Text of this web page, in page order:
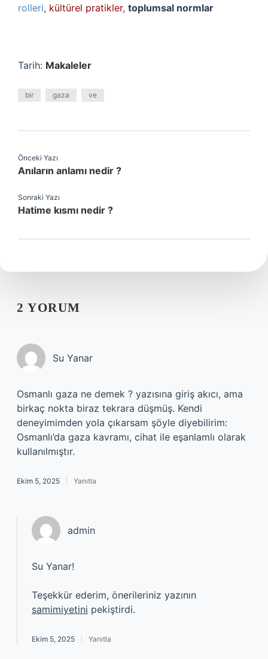
rolleri, kültürel pratikler, toplumsal normlar
Tarih: Makaleler
bir gaza ve
Önceki Yazı
Anıların anlamı nedir ?
Sonraki Yazı
Hatime kısmı nedir ?
2 YORUM
Su Yanar
Osmanlı gaza ne demek ? yazısına giriş akıcı, ama
birkaç nokta biraz tekrara düşmüş. Kendi
deneyimimden yola çıkarsam şöyle diyebilirim:
Osmanlı’da gaza kavramı, cihat ile eşanlamlı olarak
kullanılmıştır.
Ekim 5, 2025 Yanıtla
admin
Su Yanar!
Teşekkür ederim, önerileriniz yazının
samimiyetini pekiştirdi.
Ekim 5, 2025 Yanıtla